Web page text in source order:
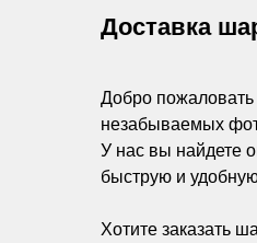
Доставка
Добро
незабываемых
У нас вы найдете
быструю и
Хотите заказать